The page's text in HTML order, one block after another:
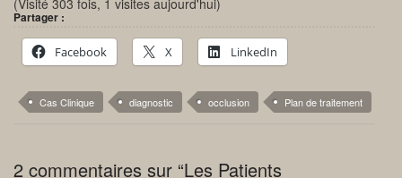
Partager :
Facebook X LinkedIn
Cas Clinique diagnostic occlusion Plan de traitement
2 commentaires sur “Les Patients